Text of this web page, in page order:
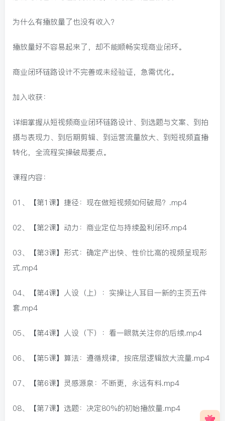
为什么有播放量了也没有收入?
播放量好不容易起来了，却不能顺畅实现商业闭环。
商业闭环链路设计不完善或未经验证，急需优化。
加入收获：
详细掌握从短视频商业闭环链路设计、到选题与文案、到拍
摄与表现力、到后期剪辑、到运营流量放大、到短视频直播
转化，全流程实操破局要点。
课程内容：
01、【第1课】捷径：现在做短视频如何破局？.mp4
02、【第2课】动力：商业定位与持续盈利闭环.mp4
03、【第3课】形式：确定产出快、性价比高的视频呈现形
式.mp4
04、【第4课】人设（上）：实操让人耳目一新的主页五件
套.mp4
05、【第4课】人设（下）：看一眼就关注你的后续.mp4
06、【第5课】算法：遵循规律，按底层逻辑放大流量.mp4
07、【第6课】灵感源泉：不断更，永远有料.mp4
08、【第7课】选题：决定80%的初始播放量.mp4